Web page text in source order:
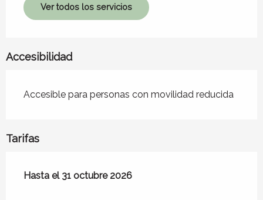
Ver todos los servicios
Accesibilidad
Accesible para personas con movilidad reducida
Tarifas
Desde 1 marzo 2026hasta
Hasta el31 octubre 2026